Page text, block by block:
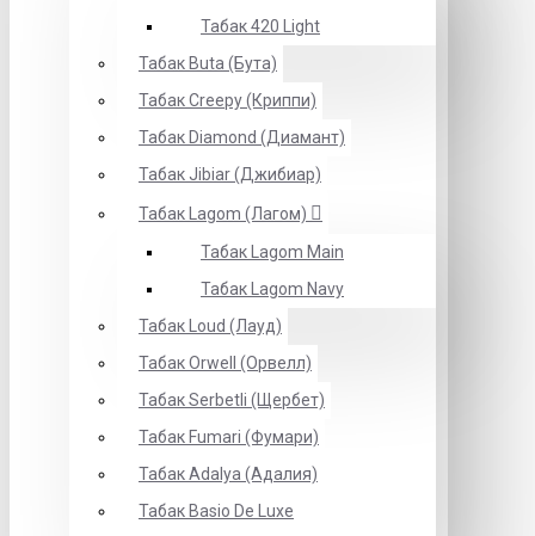
Табак 420 Light
Табак Buta (Бута)
Табак Creepy (Криппи)
Табак Diamond (Диамант)
Табак Jibiar (Джибиар)
Табак Lagom (Лагом)
Табак Lagom Main
Табак Lagom Navy
Табак Loud (Лауд)
Табак Orwell (Орвелл)
Табак Serbetli (Щербет)
Табак Fumari (Фумари)
Табак Adalya (Адалия)
Табак Basio De Luxe